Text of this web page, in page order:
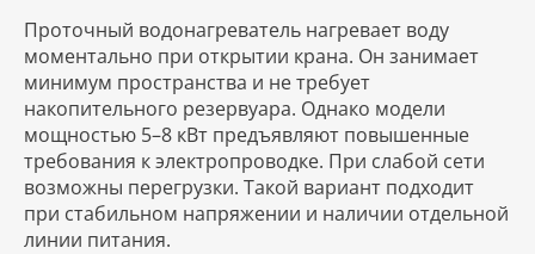
Проточный водонагреватель нагревает воду
моментально при открытии крана. Он занимает
минимум пространства и не требует
накопительного резервуара. Однако модели
мощностью 5–8 кВт предъявляют повышенные
требования к электропроводке. При слабой сети
возможны перегрузки. Такой вариант подходит
при стабильном напряжении и наличии отдельной
линии питания.